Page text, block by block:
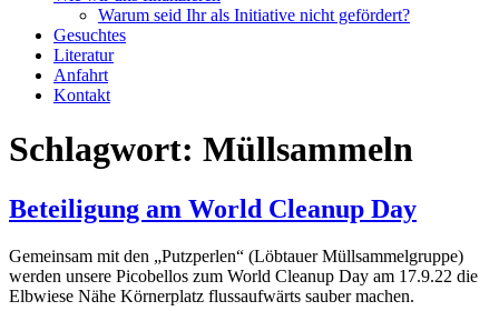
Warum seid Ihr als Initiative nicht gefördert?
Gesuchtes
Literatur
Anfahrt
Kontakt
Schlagwort: Müllsammeln
Beteiligung am World Cleanup Day
Gemeinsam mit den „Putzperlen“ (Löbtauer Müllsammelgruppe)
werden unsere Picobellos zum World Cleanup Day am 17.9.22 die
Elbwiese Nähe Körnerplatz flussaufwärts sauber machen.